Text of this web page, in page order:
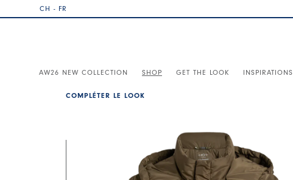
CH - FR
AW26 NEW COLLECTION SHOP GET THE LOOK INSPIRATIONS
COMPLÉTER LE LOOK